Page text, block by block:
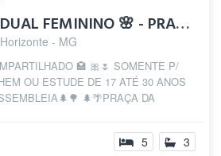
QUARTO INDIVIDUAL FEMININO 🌸 - PRAÇA DA LIBERDADE🍃
- MG
🏩 🎀🌷 SOMENTE P/
OU ESTUDE DE 17 ATÉ 30 ANOS
🌲🌴PRAÇA DA
5 3